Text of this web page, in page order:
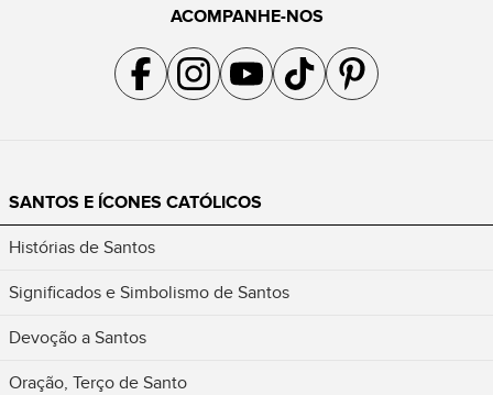
ACOMPANHE-NOS
Acompanhe a gente no Facebook
Acompanhe a gente no Instagram
Acompanhe a gente no YouTube
Acompanhe a gente no TikTok
Acompanhe a gente no
SANTOS E ÍCONES CATÓLICOS
Histórias de Santos
Significados e Simbolismo de Santos
Devoção a Santos
Oração, Terço de Santo